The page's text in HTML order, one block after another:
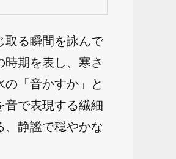
取る瞬間を詠んで
期を表し、寒さ
「音かすか」と
音で表現する繊細
、静謐で穏やかな